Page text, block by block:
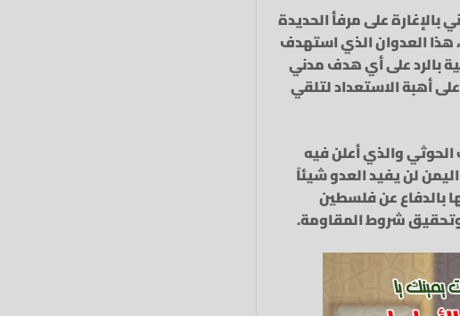
على مرفأ الحديدة
هذا العدوان الذي استهدف
بالرد على أي هدف مدني
أهبة الاستعداد لتلقي
والذي أعلن فيه
لن يفيد العدو شيئاً
بالدفاع عن فلسطين
وتحقيق شروط المقاومة.